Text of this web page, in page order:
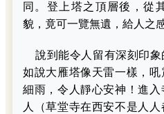
同。登上塔之頂層後，從
貌，竟可一覽無遺，給人之
說到能令人留有深刻印象
如說大雁塔像天雷一樣，
細雨，令人靜心安神！進
人（草堂寺在西安不是人